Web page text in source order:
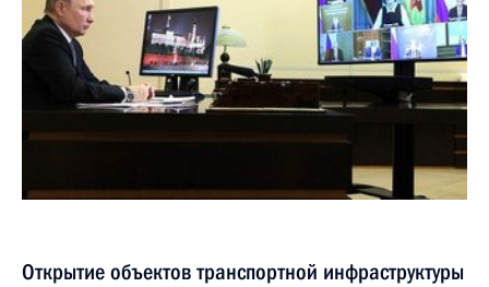
Открытие объектов транспортной инфраструктуры